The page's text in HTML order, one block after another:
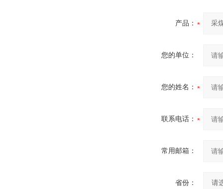
产品：
您的单位：
您的姓名：
联系电话：
常用邮箱：
省份：